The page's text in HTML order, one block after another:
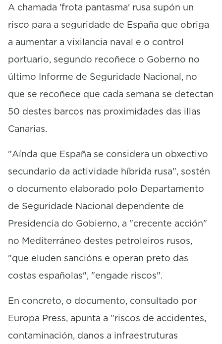
A chamada 'frota pantasma' rusa supón un
risco para a seguridade de España que obriga
a aumentar a vixilancia naval e o control
portuario, segundo recoñece o Goberno no
último Informe de Seguridade Nacional, no
que se recoñece que cada semana se detectan
50 destes barcos nas proximidades das illas
Canarias.
"Aínda que España se considera un obxectivo
secundario da actividade híbrida rusa", sostén
o documento elaborado polo Departamento
de Seguridade Nacional dependente de
Presidencia do Gobierno, a "crecente acción"
no Mediterráneo destes petroleiros rusos,
"que eluden sancións e operan preto das
costas españolas", "engade riscos".
En concreto, o documento, consultado por
Europa Press, apunta a "riscos de accidentes,
contaminación, danos a infraestruturas